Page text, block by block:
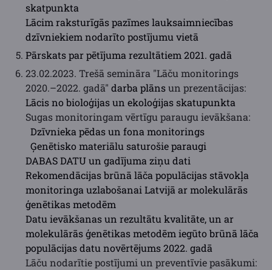
skatpunkta
Lācim raksturīgās pazīmes lauksaimniecības
dzīvniekiem nodarīto postījumu vietā
Pārskats par pētījuma rezultātiem 2021. gadā
23.02.2023. Trešā semināra "Lāču monitorings
2020.–2022. gadā" darba plānsun prezentācijas:
Lācis no bioloģijas un ekoloģijas skatupunkta
Sugas monitoringam vērtīgu paraugu ievākšana:
Dzīvnieka pēdas un fona monitorings
Ģenētisko materiālu saturošie paraugi
DABAS DATU un gadījuma ziņu dati
Rekomendācijas brūnā lāča populācijas stāvokļa
monitoringa uzlabošanai Latvijā ar molekulārās
ģenētikas metodēm
Datu ievākšanas un rezultātu kvalitāte, un ar
molekulārās ģenētikas metodēm iegūto brūnā lāča
populācijas datu novērtējums 2022. gadā
Lāču nodarītie postījumi un preventīvie pasākumi: